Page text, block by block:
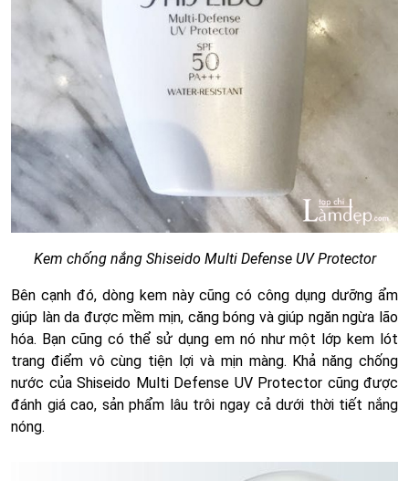
Kem chống nắng Shiseido Multi Defense UV Protector
Bên cạnh đó, dòng kem này cũng có công dụng dưỡng ẩm
giúp làn da được mềm mịn, căng bóng và giúp ngăn ngừa lão
hóa. Bạn cũng có thể sử dụng em nó như một lớp kem lót
trang điểm vô cùng tiện lợi và mịn màng. Khả năng chống
nước của Shiseido Multi Defense UV Protector cũng được
đánh giá cao, sản phẩm lâu trôi ngay cả dưới thời tiết nắng
nóng.